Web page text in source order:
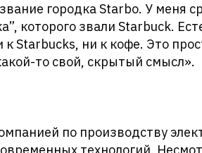
городка Starbo. У меня
которого звали Starbuck.
Starbucks, ни к кофе. Это
то свой, скрытый смысл».
по производству